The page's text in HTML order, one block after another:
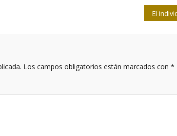
Los campos obligatorios están marcados con *